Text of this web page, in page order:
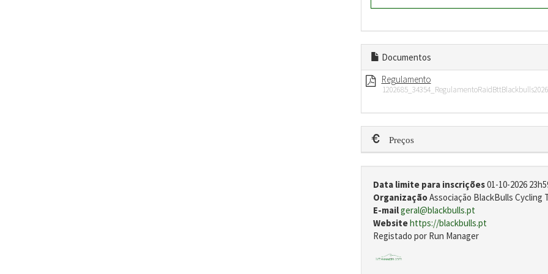
Documentos
Regulamento
Preços
Data limite para inscrições01-10-2026
OrganizaçãoAssociação BlackBulls Cycling
E-mailgeral@blackbulls.pt
Websitehttps://blackbulls.pt
Registado por Run Manager